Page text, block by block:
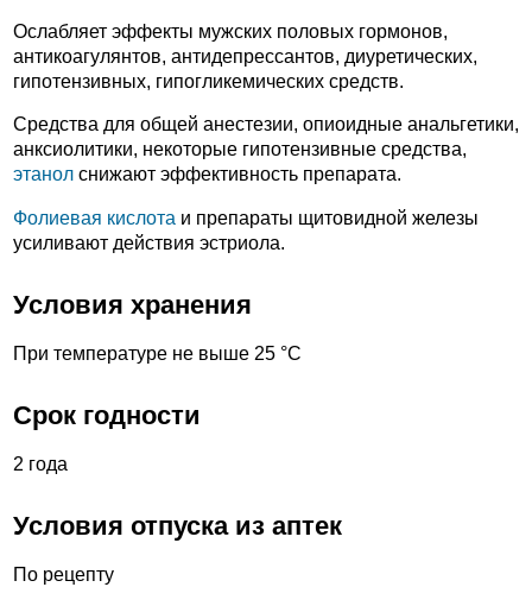
Ослабляет эффекты мужских половых гормонов,
антикоагулянтов, антидепрессантов, диуретических,
гипотензивных, гипогликемических средств.
Средства для общей анестезии, опиоидные анальгетики,
анксиолитики, некоторые гипотензивные средства,
этанол снижают эффективность препарата.
Фолиевая кислота и препараты щитовидной железы
усиливают действия эстриола.
Условия хранения
При температуре не выше 25 °С
Срок годности
2 года
Условия отпуска из аптек
По рецепту